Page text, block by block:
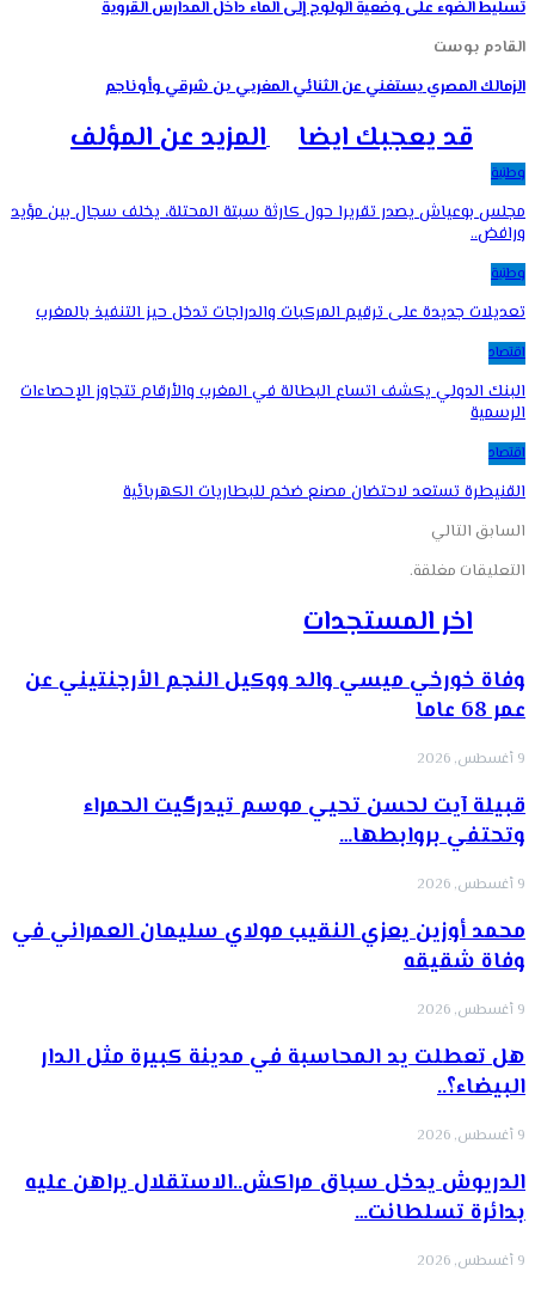
تسليط الضوء على وضعية الولوج إلى الماء داخل المدارس القروية
القادم بوست
الزمالك المصري يستغني عن الثنائي المغربي بن شرقي وأوناجم
قد يعجبك ايضا المزيد عن المؤلف
وطنية
مجلس بوعياش يصدر تقريرا حول كارثة سبتة المحتلة، يخلف سجال بين مؤيد
ورافض..
وطنية
تعديلات جديدة على ترقيم المركبات والدراجات تدخل حيز التنفيذ بالمغرب
اقتصاد
البنك الدولي يكشف اتساع البطالة في المغرب والأرقام تتجاوز الإحصاءات
الرسمية
اقتصاد
القنيطرة تستعد لاحتضان مصنع ضخم للبطاريات الكهربائية
السابق التالي
التعليقات مغلقة.
اخر المستجدات
وفاة خورخي ميسي والد ووكيل النجم الأرجنتيني عن
عمر 68 عاما
9 أغسطس, 2026
قبيلة آيت لحسن تحيي موسم تيدرگيت الحمراء
وتحتفي بروابطها…
9 أغسطس, 2026
محمد أوزين يعزي النقيب مولاي سليمان العمراني في
وفاة شقيقه
9 أغسطس, 2026
هل تعطلت يد المحاسبة في مدينة كبيرة مثل الدار
البيضاء؟..
9 أغسطس, 2026
الدريوش يدخل سباق مراكش..الاستقلال يراهن عليه
بدائرة تسلطانت…
9 أغسطس, 2026